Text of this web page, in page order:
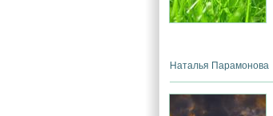
Наталья Парамонова